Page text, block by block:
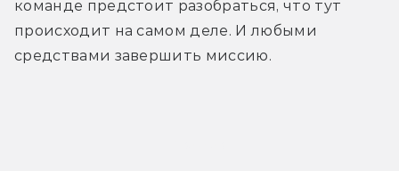
команде предстоит разобраться, что тут
происходит на самом деле. И любыми
средствами завершить миссию.